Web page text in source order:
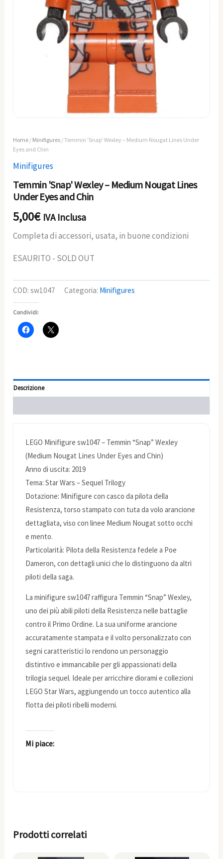
Home / Minifigures / Temmin 'Snap' Wexley – Medium Nougat Lines Under
Eyes and Chin
Minifigures
Temmin 'Snap' Wexley – Medium Nougat Lines
Under Eyes and Chin
5,00€ IVA Inclusa
Completa di accessori, usata, in buone condizioni
ESAURITO - SOLD OUT
COD:sw1047 Categoria: Minifigures
Condividi:
Descrizione
LEGO Minifigure sw1047 – Temmin “Snap” Wexley
(Medium Nougat Lines Under Eyes and Chin)
Anno di uscita: 2019
Tema: Star Wars – Sequel Trilogy
Dotazione: Minifigure con casco da pilota della
Resistenza, torso stampato con tuta da volo arancione
dettagliata, viso con linee Medium Nougat sotto occhi
e mento.
Particolarità: Pilota della Resistenza fedele a Poe
Dameron, con dettagli unici che lo distinguono da altri
piloti della saga.
La minifigure sw1047 raffigura Temmin “Snap” Wexley,
uno dei più abili piloti della Resistenza nelle battaglie
contro il Primo Ordine. La sua uniforme arancione
accuratamente stampata e il volto personalizzato con
segni caratteristici lo rendono un personaggio
distintivo e immancabile per gli appassionati della
trilogia sequel. Ideale per arricchire diorami e collezioni
LEGO Star Wars, aggiungendo un tocco autentico alla
flotta dei piloti ribelli moderni.
Mi piace:
Prodotti correlati